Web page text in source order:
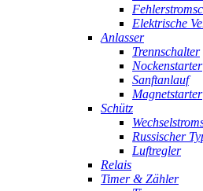
Elektrische
Anlasser
Trennschalter
Nockenstarter
Sanftanlauf
Magnetstarter
Schütz
Russischer
Luftregler
Relais
Timer & Zähler